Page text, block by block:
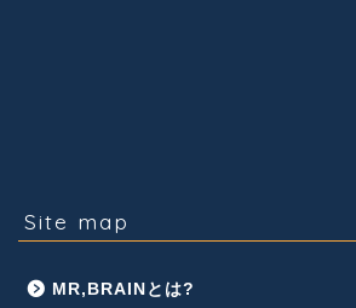
Site map
MR,BRAINとは?